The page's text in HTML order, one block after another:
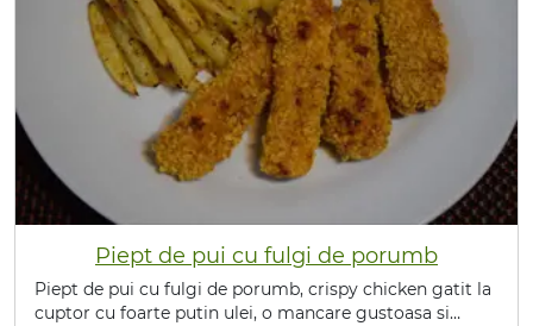
Piept de pui cu fulgi de porumb
Piept de pui cu fulgi de porumb, crispy chicken gatit la
cuptor cu foarte putin ulei, o mancare gustoasa si